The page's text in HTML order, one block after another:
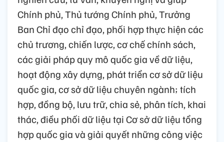
Chính phủ, Thủ tướng Chính phủ, Trưởng
Ban Chỉ đạo chỉ đạo, phối hợp thực hiện các
chủ trương, chiến lược, cơ chế chính sách,
các giải pháp quy mô quốc gia về dữ liệu,
hoạt động xây dựng, phát triển cơ sở dữ liệu
quốc gia, cơ sở dữ liệu chuyên ngành; tích
hợp, đồng bộ, lưu trữ, chia sẻ, phân tích, khai
thác, điều phối dữ liệu tại Cơ sở dữ liệu tổng
hợp quốc gia và giải quyết những công việc